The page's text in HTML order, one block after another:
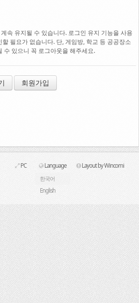
속 유지될 수 있습니다. 로그인 유지 기능을 사용
필요가 없습니다. 단, 게임방, 학교 등 공공장소
수 있으니 꼭 로그아웃을 해주세요.
회원가입
PC
Language
한국어
English
Layout by Wincomi